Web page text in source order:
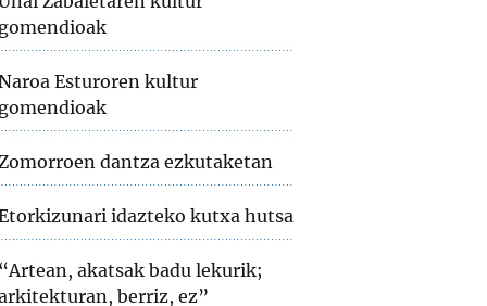
gomendioak
Esturoren kultur
gomendioak
Zomorroen dantza ezkutaketan
idazteko kutxa hutsa
“Artean, akatsak badu lekurik;
berriz, ez”